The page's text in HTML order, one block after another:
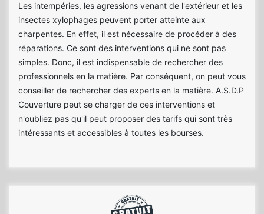
Les intempéries, les agressions venant de l'extérieur et les
insectes xylophages peuvent porter atteinte aux
charpentes. En effet, il est nécessaire de procéder à des
réparations. Ce sont des interventions qui ne sont pas
simples. Donc, il est indispensable de rechercher des
professionnels en la matière. Par conséquent, on peut vous
conseiller de rechercher des experts en la matière. A.S.D.P
Couverture peut se charger de ces interventions et
n'oubliez pas qu'il peut proposer des tarifs qui sont très
intéressants et accessibles à toutes les bourses.